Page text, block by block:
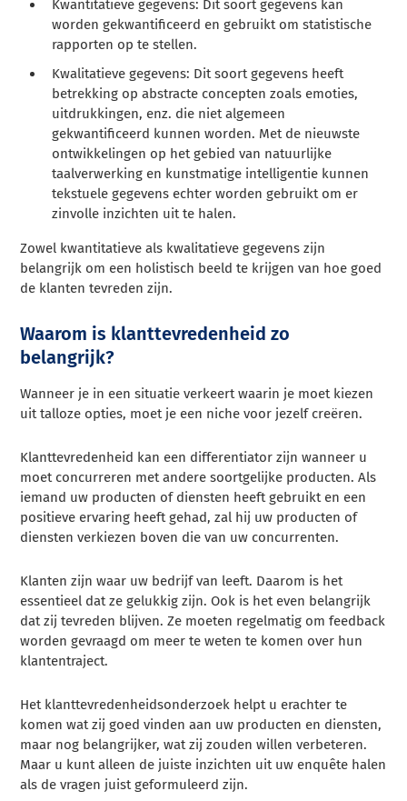
Kwantitatieve gegevens: Dit soort gegevens kan
worden gekwantificeerd en gebruikt om statistische
rapporten op te stellen.
Kwalitatieve gegevens: Dit soort gegevens heeft
betrekking op abstracte concepten zoals emoties,
uitdrukkingen, enz. die niet algemeen
gekwantificeerd kunnen worden. Met de nieuwste
ontwikkelingen op het gebied van natuurlijke
taalverwerking en kunstmatige intelligentie kunnen
tekstuele gegevens echter worden gebruikt om er
zinvolle inzichten uit te halen.
Zowel kwantitatieve als kwalitatieve gegevens zijn
belangrijk om een holistisch beeld te krijgen van hoe goed
de klanten tevreden zijn.
Waarom is klanttevredenheid zo
belangrijk?
Wanneer je in een situatie verkeert waarin je moet kiezen
uit talloze opties, moet je een niche voor jezelf creëren.
Klanttevredenheid kan een differentiator zijn wanneer u
moet concurreren met andere soortgelijke producten. Als
iemand uw producten of diensten heeft gebruikt en een
positieve ervaring heeft gehad, zal hij uw producten of
diensten verkiezen boven die van uw concurrenten.
Klanten zijn waar uw bedrijf van leeft. Daarom is het
essentieel dat ze gelukkig zijn. Ook is het even belangrijk
dat zij tevreden blijven. Ze moeten regelmatig om feedback
worden gevraagd om meer te weten te komen over hun
klantentraject.
Het klanttevredenheidsonderzoek helpt u erachter te
komen wat zij goed vinden aan uw producten en diensten,
maar nog belangrijker, wat zij zouden willen verbeteren.
Maar u kunt alleen de juiste inzichten uit uw enquête halen
als de vragen juist geformuleerd zijn.